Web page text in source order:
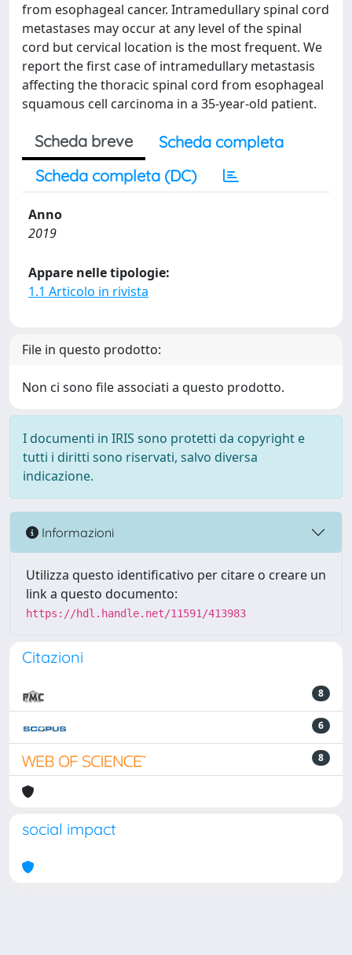
from esophageal cancer. Intramedullary spinal cord
metastases may occur at any level of the spinal
cord but cervical location is the most frequent. We
report the first case of intramedullary metastasis
affecting the thoracic spinal cord from esophageal
squamous cell carcinoma in a 35-year-old patient.
Scheda breve
Scheda completa
Scheda completa (DC)
Anno
2019
Appare nelle tipologie:
1.1 Articolo in rivista
File in questo prodotto:
Non ci sono file associati a questo prodotto.
I documenti in IRIS sono protetti da copyright e
tutti i diritti sono riservati, salvo diversa
indicazione.
Informazioni
Utilizza questo identificativo per citare o creare un
link a questo documento:
https://hdl.handle.net/11591/413983
Citazioni
8
6
8
social impact